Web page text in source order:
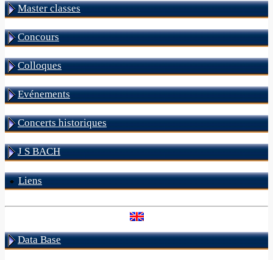
Master classes
Concours
Colloques
Evénements
Concerts historiques
J S BACH
Liens
Data Base